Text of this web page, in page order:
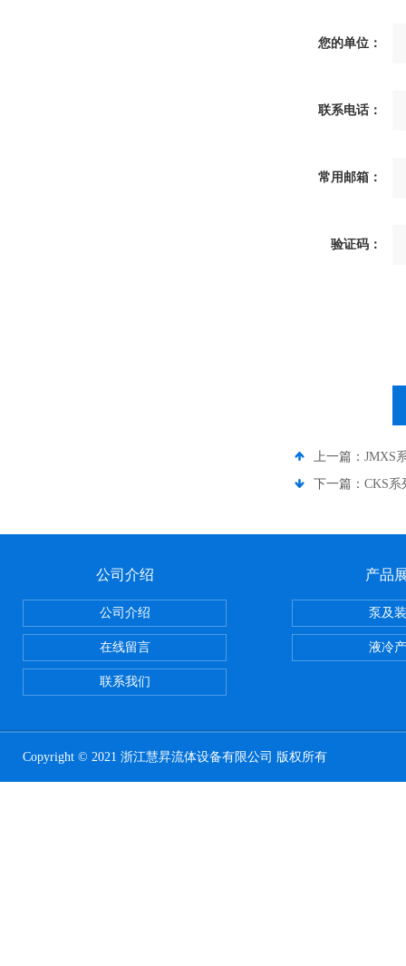
您的单位：
联系电话：
常用邮箱：
验证码：
上一篇： JMXS
下一篇： CKS系
公司介绍
公司介绍
在线留言
联系我们
产品
泵及
液冷
Copyright © 2021 浙江慧昇流体设备有限公司 版权所有